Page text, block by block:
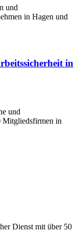
und
in Hagen und
in
und
Mitgliedsfirmen in
Dienst mit über 50